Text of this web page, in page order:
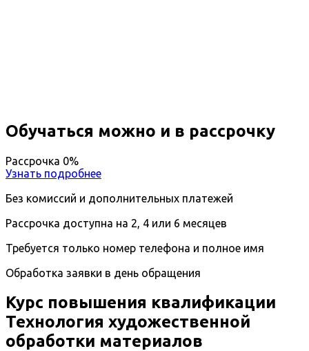
Обучаться можно и в рассрочку
Рассрочка 0%
Узнать подробнее
Без комиссий и дополнительных платежей
Рассрочка доступна на 2, 4 или 6 месяцев
Требуется только номер телефона и полное имя
Обработка заявки в день обращения
Курс повышения квалификации
Технология художественной
обработки материалов